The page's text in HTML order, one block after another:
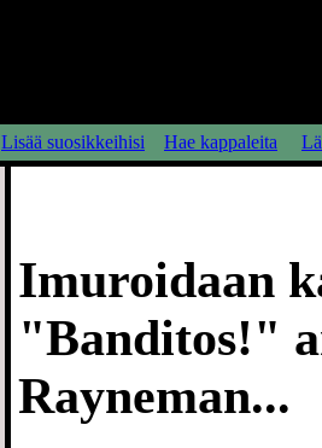
Lisää suosikkeihisi Hae kappaleita
Imuroidaan
"Banditos!"
Rayneman...